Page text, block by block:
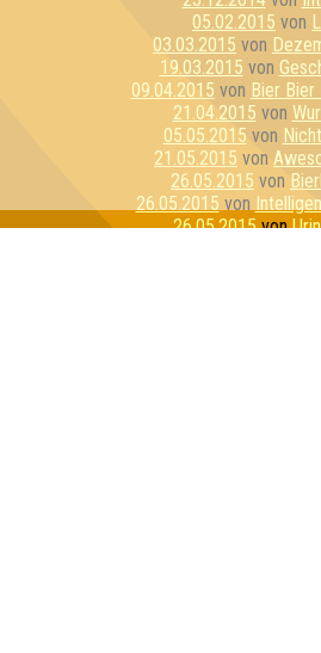
05.02.2015 von
03.03.2015 von
19.03.2015 von
09.04.2015 von Bier
21.04.2015 von
05.05.2015 von
21.05.2015 von
26.05.2015 von
26.05.2015 von
26.05.2015von